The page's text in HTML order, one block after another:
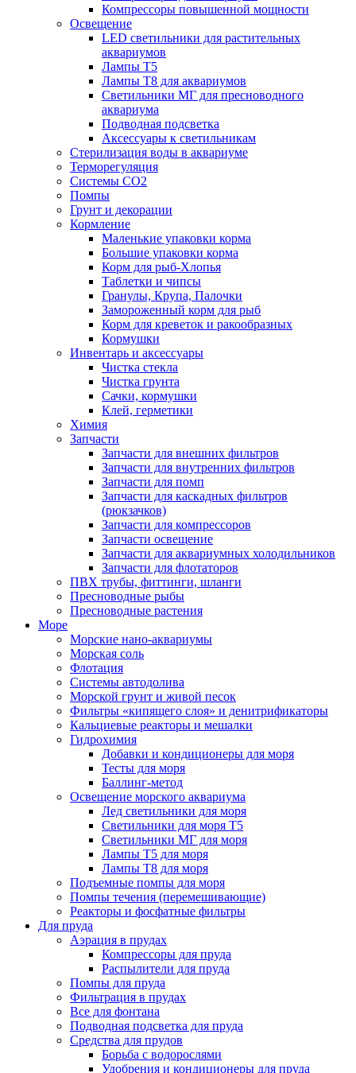
Компрессоры повышенной мощности
Освещение
LED светильники для растительных
аквариумов
Лампы Т5
Лампы Т8 для аквариумов
Светильники МГ для пресноводного
аквариума
Подводная подсветка
Аксессуары к светильникам
Стерилизация воды в аквариуме
Терморегуляция
Системы СО2
Помпы
Грунт и декорации
Кормление
Маленькие упаковки корма
Большие упаковки корма
Корм для рыб-Хлопья
Таблетки и чипсы
Гранулы, Крупа, Палочки
Замороженный корм для рыб
Корм для креветок и ракообразных
Кормушки
Инвентарь и аксессуары
Чистка стекла
Чистка грунта
Сачки, кормушки
Клей, герметики
Химия
Запчасти
Запчасти для внешних фильтров
Запчасти для внутренних фильтров
Запчасти для помп
Запчасти для каскадных фильтров
(рюкзачков)
Запчасти для компрессоров
Запчасти освещение
Запчасти для аквариумных холодильников
Запчасти для флотаторов
ПВХ трубы, фиттинги, шланги
Пресноводные рыбы
Пресноводные растения
Море
Морские нано-аквариумы
Морская соль
Флотация
Системы автодолива
Морской грунт и живой песок
Фильтры «кипящего слоя» и денитрификаторы
Кальциевые реакторы и мешалки
Гидрохимия
Добавки и кондиционеры для моря
Тесты для моря
Баллинг-метод
Освещение морского аквариума
Лед светильники для моря
Светильники для моря Т5
Светильники МГ для моря
Лампы Т5 для моря
Лампы Т8 для моря
Подъемные помпы для моря
Помпы течения (перемешивающие)
Реакторы и фосфатные фильтры
Для пруда
Аэрация в прудах
Компрессоры для пруда
Распылители для пруда
Помпы для пруда
Фильтрация в прудах
Все для фонтана
Подводная подсветка для пруда
Средства для прудов
Борьба с водорослями
Удобрения и кондиционеры для пруда